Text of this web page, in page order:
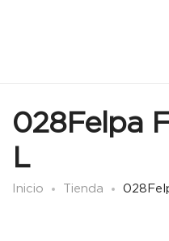
028Felpa
L
Inicio Tienda